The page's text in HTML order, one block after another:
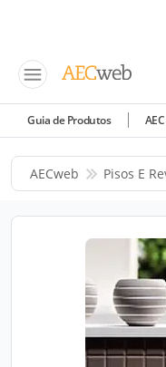
Guia de Produtos
AECweb Pisos E